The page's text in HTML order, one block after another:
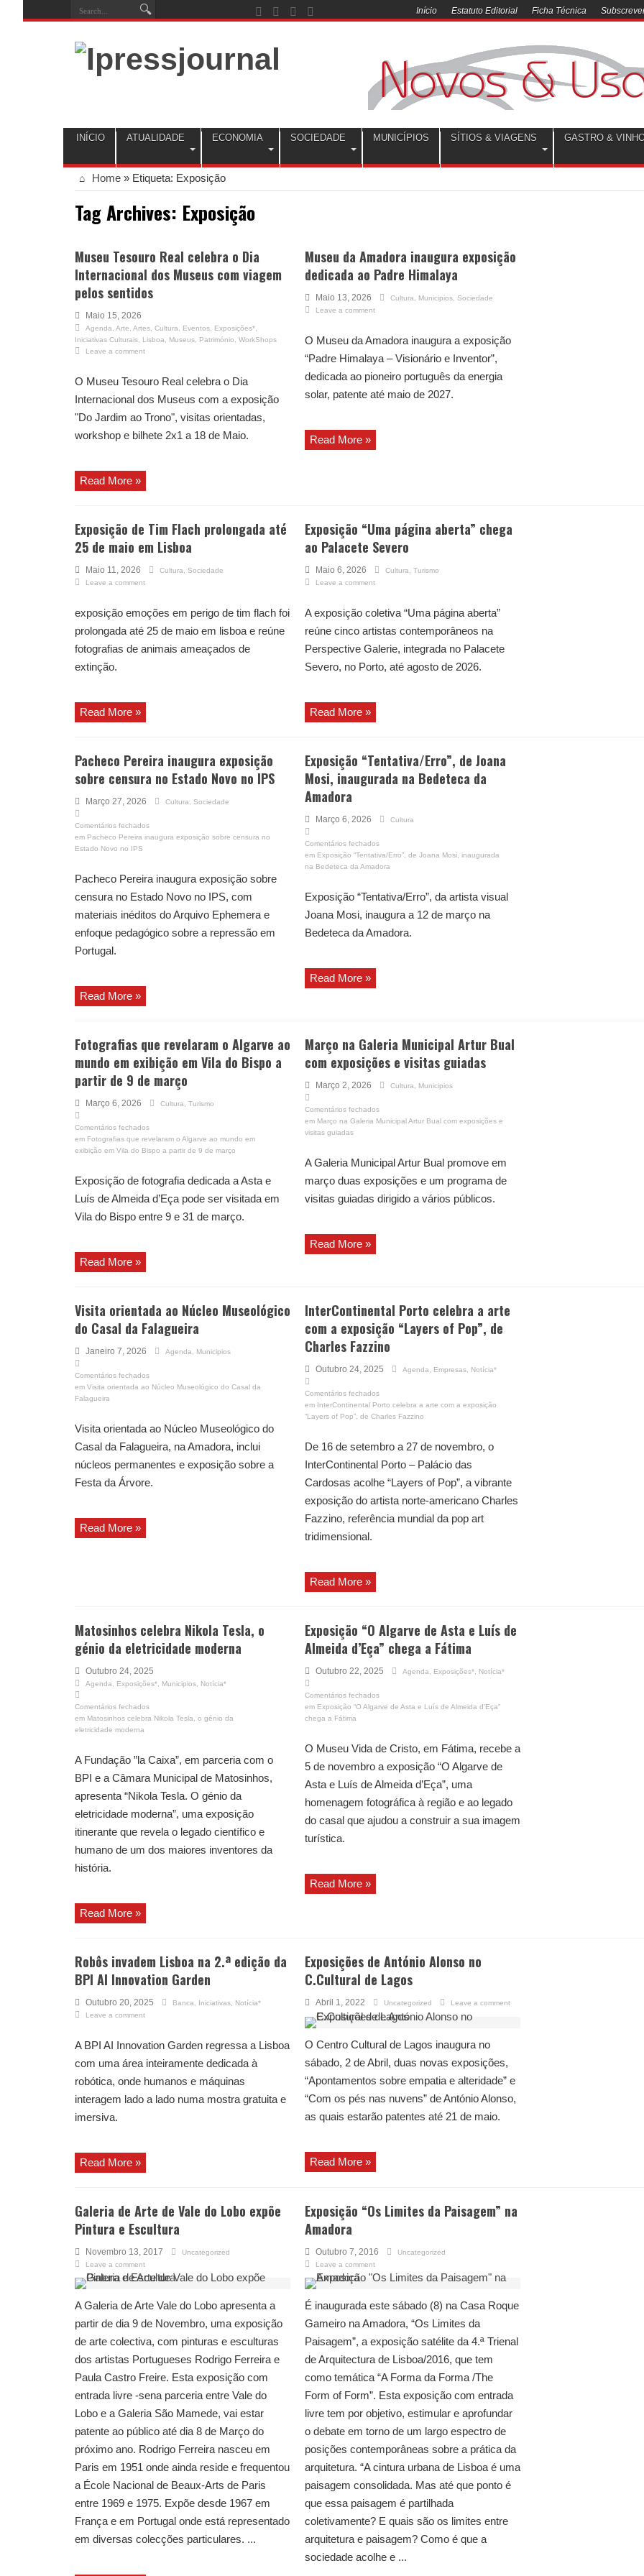
Início Estatuto Editorial Ficha Técnica
INÍCIO ATUALIDADE ECONOMIA SOCIEDADE MUNICÍPIOS SÍTIOS & VIAGENS GASTRO &
Home » Etiqueta: Exposição
Tag Archives: Exposição
Museu Tesouro Real celebra o Dia
Internacional dos Museus com viagem
pelos sentidos
Maio 15, 2026
Agenda Arte Artes Cultura Eventos Exposições*
Iniciativas Culturais
Lisboa Museus Património
WorkShops
Leave a comment
O Museu Tesouro Real celebra o Dia
Internacional dos Museus com a exposição
"Do Jardim ao Trono", visitas orientadas,
workshop e bilhete 2x1 a 18 de Maio.
Read More »
Museu da Amadora inaugura exposição
dedicada ao Padre Himalaya
Maio 13, 2026 Cultura Municipios Sociedade
Leave a comment
O Museu da Amadora inaugura a exposição
“Padre Himalaya – Visionário e Inventor”,
dedicada ao pioneiro português da energia
solar, patente até maio de 2027.
Read More »
Exposição de Tim Flach prolongada até
25 de maio em Lisboa
Maio 11, 2026 Cultura
Sociedade
Leave a comment
exposição emoções em perigo de tim flach foi
prolongada até 25 de maio em lisboa e reúne
fotografias de animais ameaçados de
extinção.
Read More »
Exposição “Uma página aberta” chega
ao Palacete Severo
Maio 6, 2026 Cultura
Turismo
Leave a comment
A exposição coletiva “Uma página aberta”
reúne cinco artistas contemporâneos na
Perspective Galerie, integrada no Palacete
Severo, no Porto, até agosto de 2026.
Read More »
Pacheco Pereira inaugura exposição
sobre censura no Estado Novo no IPS
Março 27, 2026 Cultura Sociedade
Comentários fechados
em Pacheco Pereira inaugura exposição sobre censura no
Estado Novo no IPS
Pacheco Pereira inaugura exposição sobre
censura no Estado Novo no IPS, com
materiais inéditos do Arquivo Ephemera e
enfoque pedagógico sobre a repressão em
Portugal.
Read More »
Exposição “Tentativa/Erro”, de Joana
Mosi, inaugurada na Bedeteca da
Amadora
Março 6, 2026 Cultura
Comentários fechados
em Exposição “Tentativa/Erro”, de Joana Mosi, inaugurada
na Bedeteca da Amadora
Exposição “Tentativa/Erro”, da artista visual
Joana Mosi, inaugura a 12 de março na
Bedeteca da Amadora.
Read More »
Fotografias que revelaram o Algarve ao
mundo em exibição em Vila do Bispo a
partir de 9 de março
Março 6, 2026 Cultura Turismo
Comentários fechados
em Fotografias que revelaram o Algarve ao mundo em
exibição em Vila do Bispo a partir de 9 de março
Exposição de fotografia dedicada a Asta e
Luís de Almeida d’Eça pode ser visitada em
Vila do Bispo entre 9 e 31 de março.
Read More »
Março na Galeria Municipal Artur Bual
com exposições e visitas guiadas
Março 2, 2026 Cultura Municipios
Comentários fechados
em Março na Galeria Municipal Artur Bual com exposições e
visitas guiadas
A Galeria Municipal Artur Bual promove em
março duas exposições e um programa de
visitas guiadas dirigido a vários públicos.
Read More »
Visita orientada ao Núcleo Museológico
do Casal da Falagueira
Janeiro 7, 2026 Agenda Municipios
Comentários fechados
em Visita orientada ao Núcleo Museológico do Casal da
Falagueira
Visita orientada ao Núcleo Museológico do
Casal da Falagueira, na Amadora, inclui
núcleos permanentes e exposição sobre a
Festa da Árvore.
Read More »
InterContinental Porto celebra a arte
com a exposição “Layers of Pop”, de
Charles Fazzino
Outubro 24, 2025 Agenda Empresas Notícia*
Comentários fechados
em InterContinental Porto celebra a arte com a exposição
“Layers of Pop”, de Charles Fazzino
De 16 de setembro a 27 de novembro, o
InterContinental Porto – Palácio das
Cardosas acolhe “Layers of Pop”, a vibrante
exposição do artista norte-americano Charles
Fazzino, referência mundial da pop art
tridimensional.
Read More »
Matosinhos celebra Nikola Tesla, o
génio da eletricidade moderna
Outubro 24, 2025
Agenda Exposições* Municipios Notícia*
Comentários fechados
em Matosinhos celebra Nikola Tesla, o génio da
eletricidade moderna
A Fundação ”la Caixa”, em parceria com o
BPI e a Câmara Municipal de Matosinhos,
apresenta “Nikola Tesla. O génio da
eletricidade moderna”, uma exposição
itinerante que revela o legado científico e
humano de um dos maiores inventores da
história.
Read More »
Exposição “O Algarve de Asta e Luís de
Almeida d’Eça” chega a Fátima
Outubro 22, 2025 Agenda Exposições* Notícia*
Comentários fechados
em Exposição “O Algarve de Asta e Luís de Almeida d’Eça”
chega a Fátima
O Museu Vida de Cristo, em Fátima, recebe a
5 de novembro a exposição “O Algarve de
Asta e Luís de Almeida d’Eça”, uma
homenagem fotográfica à região e ao legado
do casal que ajudou a construir a sua imagem
turística.
Read More »
Robôs invadem Lisboa na 2.ª edição da
BPI AI Innovation Garden
Outubro 20, 2025 Banca Iniciativas
Notícia*
Leave a comment
A BPI AI Innovation Garden regressa a Lisboa
com uma área inteiramente dedicada à
robótica, onde humanos e máquinas
interagem lado a lado numa mostra gratuita e
imersiva.
Read More »
Exposições de António Alonso no
C.Cultural de Lagos
Abril 1, 2022 Uncategorized Leave a comment
O Centro Cultural de Lagos inaugura no
sábado, 2 de Abril, duas novas exposições,
“Apontamentos sobre empatia e alteridade” e
“Com os pés nas nuvens” de António Alonso,
as quais estarão patentes até 21 de maio.
Read More »
Galeria de Arte de Vale do Lobo expõe
Pintura e Escultura
Novembro 13, 2017
Uncategorized
Leave a comment
A Galeria de Arte Vale do Lobo apresenta a
partir de dia 9 de Novembro, uma exposição
de arte colectiva, com pinturas e esculturas
dos artistas Portugueses Rodrigo Ferreira e
Paula Castro Freire. Esta exposição com
entrada livre -sena parceria entre Vale do
Lobo e a Galeria São Mamede, vai estar
patente ao público até dia 8 de Março do
próximo ano. Rodrigo Ferreira nasceu em
Paris em 1951 onde ainda reside e frequentou
a École Nacional de Beaux-Arts de Paris
entre 1969 e 1975. Expõe desde 1967 em
França e em Portugal onde está representado
em diversas colecções particulares. ...
Exposição “Os Limites da Paisagem” na
Amadora
Outubro 7, 2016
Uncategorized
Leave a comment
É inaugurada este sábado (8) na Casa Roque
Gameiro na Amadora, “Os Limites da
Paisagem”, a exposição satélite da 4.ª Trienal
de Arquitectura de Lisboa/2016, que tem
como temática “A Forma da Forma /The
Form of Form”. Esta exposição com entrada
livre tem por objetivo, estimular e aprofundar
o debate em torno de um largo espectro de
posições contemporâneas sobre a prática da
arquitetura. “A cintura urbana de Lisboa é uma
paisagem consolidada. Mas até que ponto é
que essa paisagem é partilhada
coletivamente? E quais são os limites entre
arquitetura e paisagem? Como é que a
sociedade acolhe e ...